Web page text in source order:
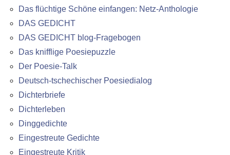
Das flüchtige Schöne einfangen: Netz-Anthologie
DAS GEDICHT
DAS GEDICHT blog-Fragebogen
Das knifflige Poesiepuzzle
Der Poesie-Talk
Deutsch-tschechischer Poesiedialog
Dichterbriefe
Dichterleben
Dinggedichte
Eingestreute Gedichte
Eingestreute Kritik